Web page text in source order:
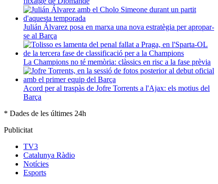
Julián Álvarez posa en marxa una nova estratègia per apropar-
se al Barça
La Champions no té memòria: clàssics en risc a la fase prèvia
Acord per al traspàs de Jofre Torrents a l'Ajax: els motius del
Barça
* Dades de les últimes 24h
Publicitat
TV3
Catalunya Ràdio
Notícies
Esports